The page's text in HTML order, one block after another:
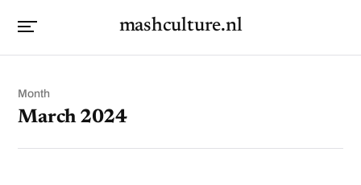
mashculture.nl
Month
March 2024